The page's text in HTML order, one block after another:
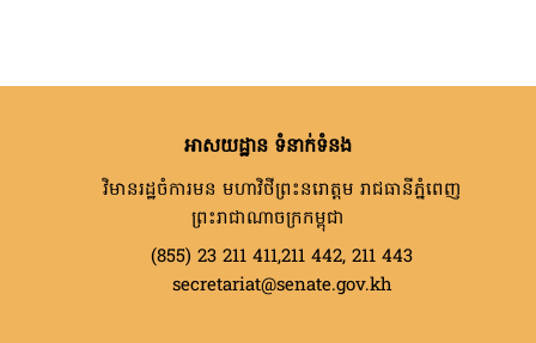
អាសយដ្ឋាន ទំនាក់ទំនង
វិមានរដ្ឋចំការមន មហាវិថីព្រះនរោត្តម រាជធានីភ្នំពេញ
ព្រះរាជាណាចក្រកម្ពុជា
(855) 23 211 411,211 442, 211 443
secretariat@senate.gov.kh